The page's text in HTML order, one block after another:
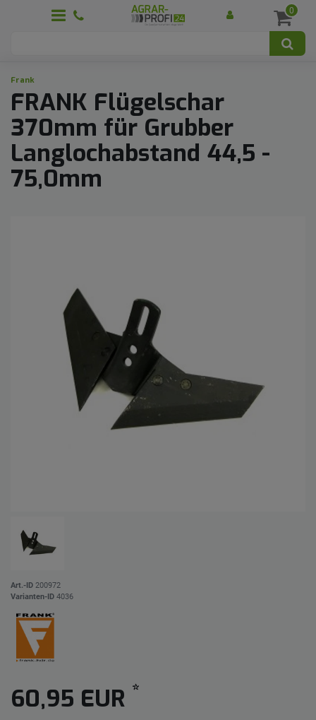
0
Frank
FRANK Flügelschar
370mm für Grubber
Langlochabstand 44,5 -
75,0mm
Art.-ID 200972
Varianten-ID 4036
60,95 EUR *